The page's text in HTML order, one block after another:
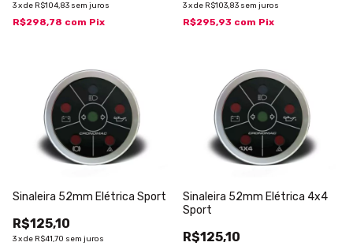
3xde R$104,83 sem juros
R$298,78 com Pix
3xde R$103,83 sem juros
R$295,93 com Pix
Sinaleira 52mm Elétrica Sport
R$125,10
3xde R$41,70 sem juros
Sinaleira 52mm Elétrica 4x4
Sport
R$125,10